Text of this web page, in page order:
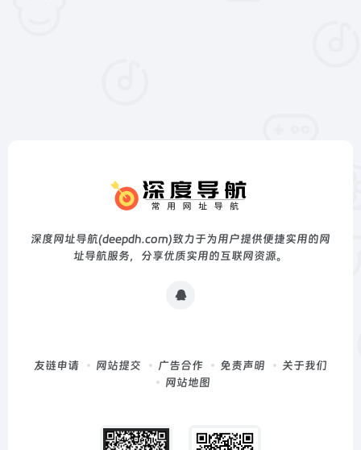
深度网址导航(deepdh.com)致力于为用户提供便捷实用的网
址导航服务，分享优质实用的互联网资源。
友链申请 网站提交 广告合作 免责声明
关于我们
网站地图